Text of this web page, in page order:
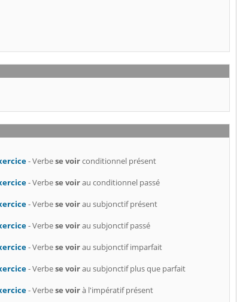
- Verbese voirconditionnel présent
- Verbese voirau conditionnel passé
- Verbese voirau subjonctif présent
- Verbese voirau subjonctif passé
- Verbese voirau subjonctif imparfait
- Verbese voirau subjonctif plus que parfait
- Verbese voirà l'impératif présent